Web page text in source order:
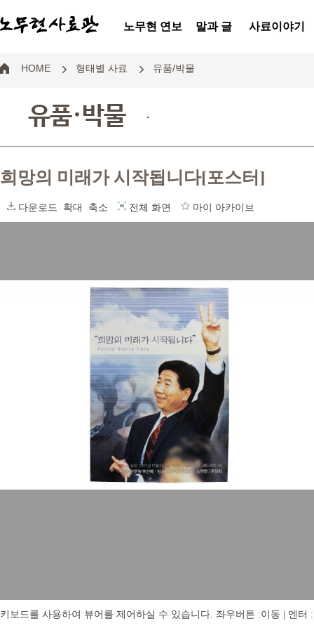
노무현 연보 말과 글 사료이야기
HOME 형태별 사료 유품/박물
유품·박물 .
희망의 미래가 시작됩니다[포스터]
다운로드 확대 축소 전체 화면 마이 아카이브
키보드를 사용하여 뷰어를 제어하실 수 있습니다. 좌우버튼 :이동 | 엔터